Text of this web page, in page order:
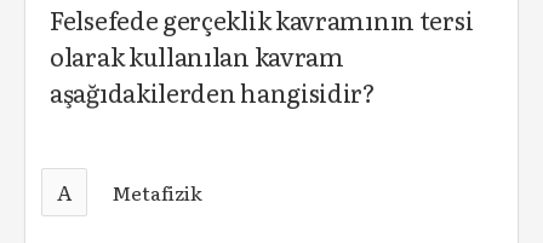
Felsefede gerçeklik kavramının tersi
olarak kullanılan kavram
aşağıdakilerden hangisidir?
A Metafizik